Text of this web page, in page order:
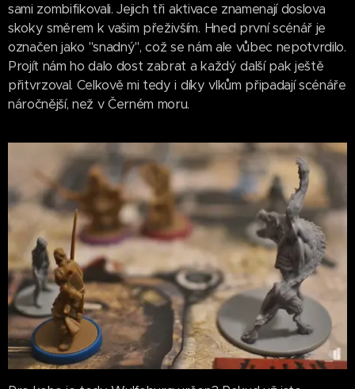
sami zombifikovali. Jejich tři aktivace znamenají doslova
skoky směrem k vašim přeživším. Hned první scénář je
označen jako "snadný", což se nám ale vůbec nepotvrdilo.
Projít nám ho dalo dost zabrat a každý další pak ještě
přitvrzoval. Celkově mi tedy i díky vlkům připadají scénáře
náročnější, než v Černém moru.